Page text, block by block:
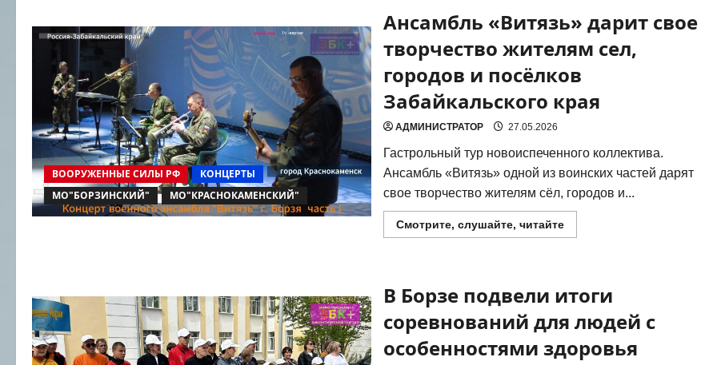
«Фестиваль
детства
юности»
чествовали
активных
подростков
ВООРУЖЕННЫЕ СИЛЫ РФ
КОНЦЕРТЫ
МО"БОРЗИНСКИЙ"
МО"КРАСНОКАМЕНСКИЙ"
Ансамбль «Витязь» дарит свое
творчество жителям сел,
городов и посёлков
Забайкальского края
АДМИНИСТРАТОР 27.05.2026
Гастроль­ный тур ново­ис­пе­чен­но­го кол­лек­ти­ва.
Ансамбль «Витязь» одной из воин­ских частей дарят
свое твор­че­ство жите­лям сёл, горо­дов и...
Смотрите, слушайте, читайтеПрочитать
больше
свое
творчество
сел,
городов
и
посёлков
В Борзе подвели итоги
соревнований для людей с
особенностями здоровья